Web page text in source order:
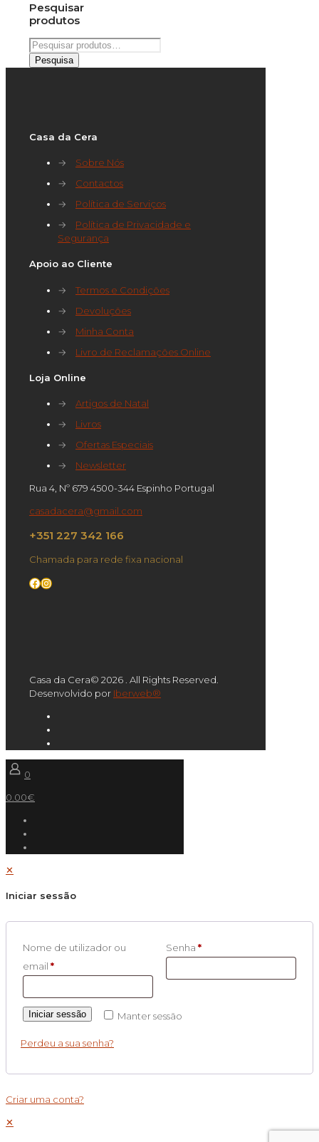
Pesquisar
produtos
Pesquisar
por:
Pesquisa
Casa da Cera
→
Sobre Nós
→
Contactos
→
Política de Serviços
→
Política de Privacidade e
Segurança
Apoio ao Cliente
→
Termos e Condições
→
Devoluções
→
Minha Conta
→
Livro de Reclamações Online
Loja Online
→
Artigos de Natal
→
Livros
→
Ofertas Especiais
→
Newsletter
Rua 4, Nº 679 4500-344 Espinho Portugal
casadacera@gmail.com
+351 227 342 166
Chamada para rede fixa nacional
Facebook
Instagram
Casa da Cera© 2026 . All Rights Reserved.
Desenvolvido por Iberweb®
0
0.00€
✕
Iniciar sessão
Nome de utilizador ou
email *
Senha *
Manter sessão
Iniciar sessão
Perdeu a sua senha?
Criar uma conta?
✕